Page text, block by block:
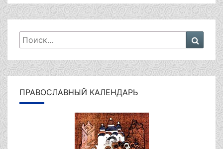
Искать: Поиск
ПРАВОСЛАВНЫЙ КАЛЕНДАРЬ